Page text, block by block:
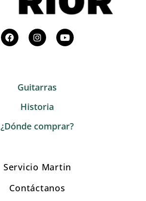
Guitarras
Historia
¿Dónde comprar?
Servicio Martin
Contáctanos